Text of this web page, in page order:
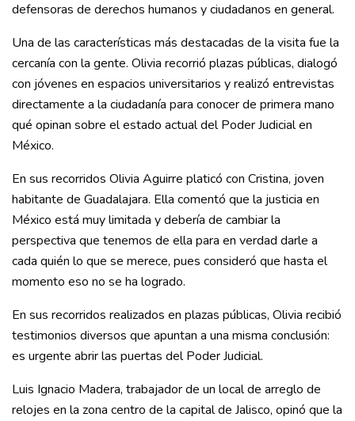
defensoras de derechos humanos y ciudadanos en general.
Una de las características más destacadas de la visita fue la
cercanía con la gente. Olivia recorrió plazas públicas, dialogó
con jóvenes en espacios universitarios y realizó entrevistas
directamente a la ciudadanía para conocer de primera mano
qué opinan sobre el estado actual del Poder Judicial en
México.
En sus recorridos Olivia Aguirre platicó con Cristina, joven
habitante de Guadalajara. Ella comentó que la justicia en
México está muy limitada y debería de cambiar la
perspectiva que tenemos de ella para en verdad darle a
cada quién lo que se merece, pues consideró que hasta el
momento eso no se ha logrado.
En sus recorridos realizados en plazas públicas, Olivia recibió
testimonios diversos que apuntan a una misma conclusión:
es urgente abrir las puertas del Poder Judicial.
Luis Ignacio Madera, trabajador de un local de arreglo de
relojes en la zona centro de la capital de Jalisco, opinó que la